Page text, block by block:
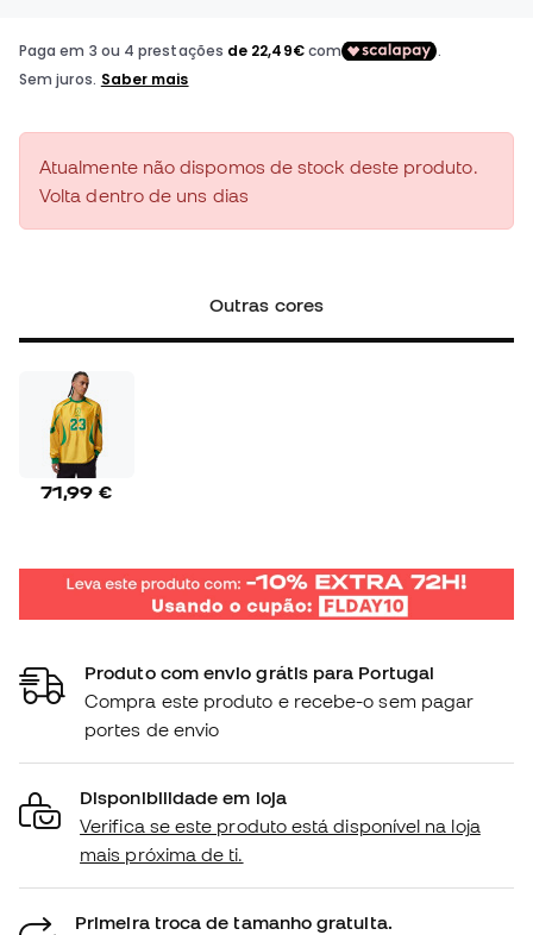
Atualmente não dispomos de stock deste produto.
Volta dentro de uns dias
Outras cores
71,99 €
Produto com envio grátis para Portugal
Compra este produto e recebe-o sem pagar
portes de envio
Disponibilidade em loja
Verifica se este produto está disponível na loja
mais próxima de ti.
Primeira troca de tamanho gratuita.